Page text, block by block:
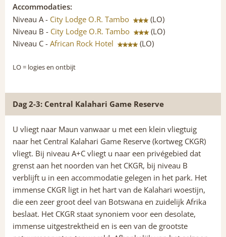
Accommodaties:
Niveau A - City Lodge O.R. Tambo
(LO)
Niveau B - City Lodge O.R. Tambo
(LO)
Niveau C - African Rock Hotel (LO)
LO= logies en ontbijt
Dag 2-3: Central Kalahari Game Reserve
U vliegt naar Maun vanwaar u met een klein vliegtuig
naar het Central Kalahari Game Reserve (kortweg CKGR)
vliegt. Bij niveau A+C vliegt u naar een privégebied dat
grenst aan het noorden van het CKGR, bij niveau B
verblijft u in een accommodatie gelegen in het park. Het
immense CKGR ligt in het hart van de Kalahari woestijn,
die een zeer groot deel van Botswana en zuidelijk Afrika
beslaat. Het CKGR staat synoniem voor een desolate,
immense uitgestrektheid en is een van de grootste